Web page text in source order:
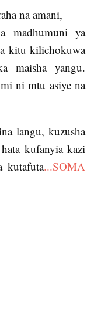
na amani,
ambao
hasira zao na
ambao
madhumuni ya
kitu kilichokuwa
maisha yangu.
ni mtu asiye na
langu, kuzusha
kufanyia kazi
kutafuta...SOMA